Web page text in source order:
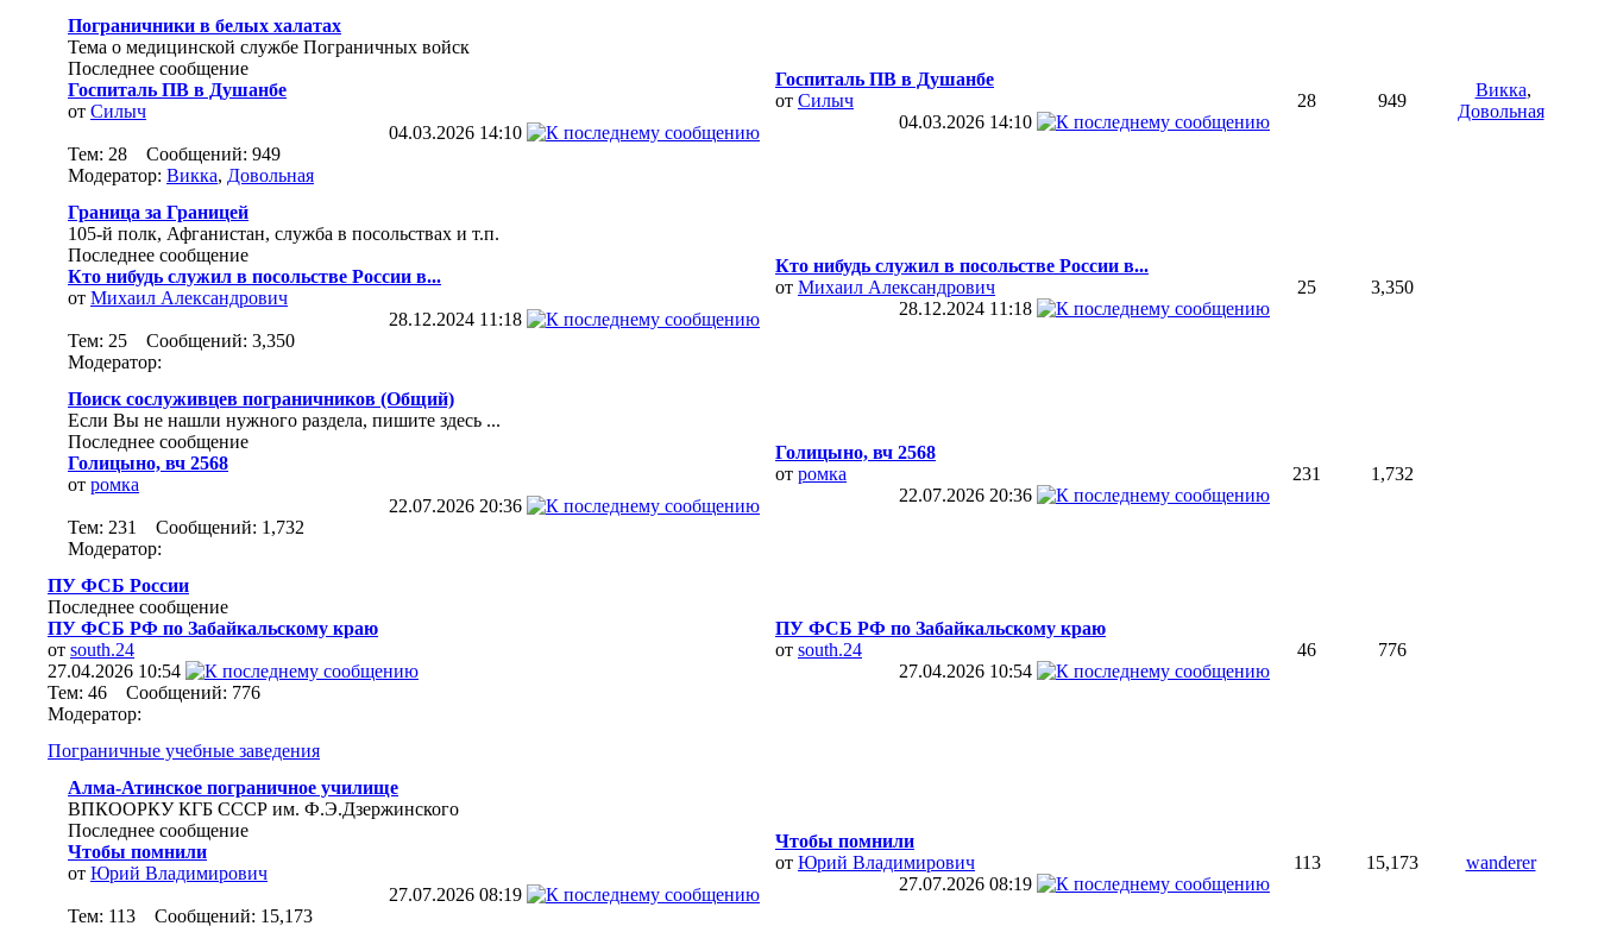
Пограничники в белых халатах
Тема о медицинской службе Пограничных войск
Последнее сообщение
Госпиталь ПВ в Душанбе
от Силыч
04.03.2026 14:10
Тем: 28 Сообщений: 949
Модератор: Викка, Довольная
Госпиталь ПВ в Душанбе
от Силыч
04.03.2026 14:10
28 949
Викка,
Довольная
Граница за Границей
105-й полк, Афганистан, служба в посольствах и т.п.
Последнее сообщение
Кто нибудь служил в посольстве России в...
от Михаил Александрович
28.12.2024 11:18
Тем: 25 Сообщений: 3,350
Модератор:
Кто нибудь служил в посольстве России в...
от Михаил Александрович
28.12.2024 11:18
25 3,350
Поиск сослуживцев пограничников (Общий)
Если Вы не нашли нужного раздела, пишите здесь ...
Последнее сообщение
Голицыно, вч 2568
от ромка
22.07.2026 20:36
Тем: 231 Сообщений: 1,732
Модератор:
Голицыно, вч 2568
от ромка
22.07.2026 20:36
231 1,732
ПУ ФСБ России
Последнее сообщение
ПУ ФСБ РФ по Забайкальскому краю
от south.24
27.04.2026 10:54
Тем: 46 Сообщений: 776
Модератор:
ПУ ФСБ РФ по Забайкальскому краю
от south.24
27.04.2026 10:54
46 776
Пограничные учебные заведения
Алма-Атинское пограничное училище
ВПКООРКУ КГБ СССР им. Ф.Э.Дзержинского
Последнее сообщение
Чтобы помнили
от Юрий Владимирович
27.07.2026 08:19
Тем: 113 Сообщений: 15,173
Чтобы помнили
от Юрий Владимирович
27.07.2026 08:19
113 15,173 wanderer